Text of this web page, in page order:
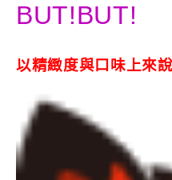
BUT!BUT!
以精緻度與口味上來